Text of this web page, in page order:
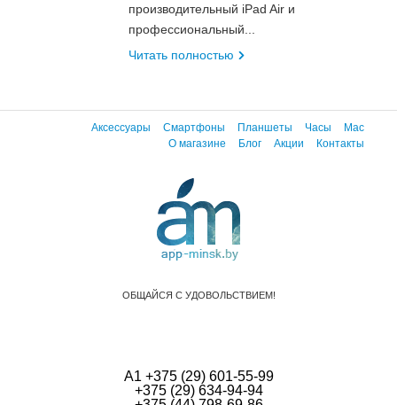
производительный iPad Air и
профессиональный...
Читать полностью
Аксессуары Смартфоны Планшеты Часы
Mac
О магазине
Блог Акции Контакты
ОБЩАЙСЯ С УДОВОЛЬСТВИЕМ!
А1 +375 (29) 601-55-99
+375 (29) 634-94-94